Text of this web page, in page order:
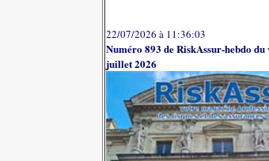
22/07/2026 à 11:36:03
Numéro 893 de RiskAssur-hebdo
juillet 2026